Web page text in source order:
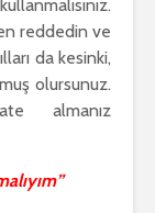
reddedin ve
da kesinki,
olursunuz.
almanız